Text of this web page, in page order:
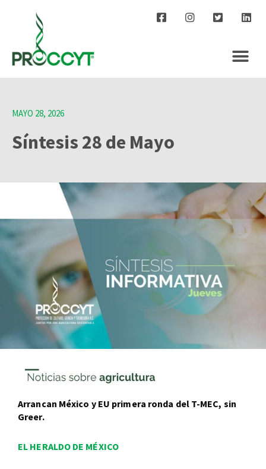
MAYO 28, 2026
Síntesis 28 de Mayo
Arrancan México y EU primera ronda del T-MEC, sin
Greer.
EL HERALDO DE MÉXICO